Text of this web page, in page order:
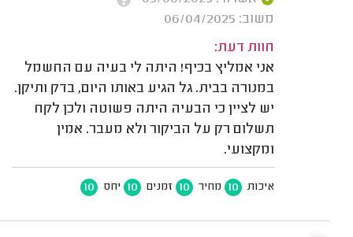
משוב: 06/04/2025
חוות דעת:
אני אמליץ בכיף! היתה לי בעיה עם החשמל
במנורה בבית. גל הגיע באותו היום, בדק ותיקן.
יש לציין כי הבעיה היתה פשוטה ולכן לקח
תשלום רק על הביקור ולא מעבר. אמין
ומקצועי.
איכות 10 מחיר 10 זמנים 10 יחס 10